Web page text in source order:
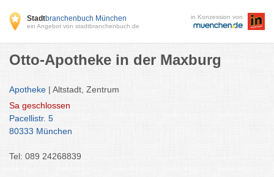
Stadtbranchenbuch München
ein Angebot von stadtbranchenbuch.de
in Konzession von
Otto-Apotheke in der Maxburg
Apotheke | Altstadt, Zentrum
Sa geschlossen
Pacellistr. 5
80333 München
Tel: 089 24268839